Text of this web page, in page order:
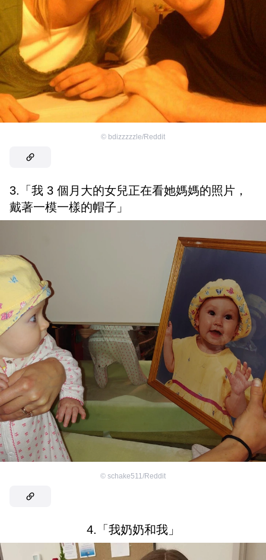
© bdizzzzzle/Reddit
3.「我 3 個月大的女兒正在看她媽媽的照片，
戴著一模一樣的帽子」
© schake511/Reddit
4.「我奶奶和我」